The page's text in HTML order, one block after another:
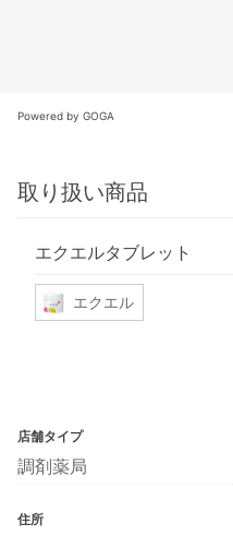
Powered by GOGA
取り扱い商品
エクエルタブレット
エクエル
店舗タイプ
調剤薬局
住所